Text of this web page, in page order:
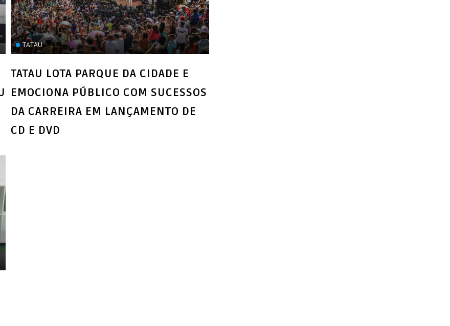
TATAU
TATAU LOTA PARQUE DA CIDADE E
EMOCIONA PÚBLICO COM SUCESSOS
DA CARREIRA EM LANÇAMENTO DE
CD E DVD